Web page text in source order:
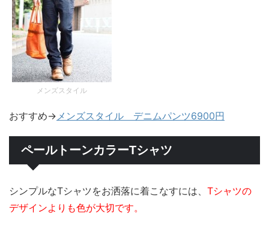
メンズスタイル
おすすめ→メンズスタイル デニムパンツ6900円
ペールトーンカラーTシャツ
シンプルなTシャツをお洒落に着こなすには、 Tシャツの
デザインよりも色が大切です。